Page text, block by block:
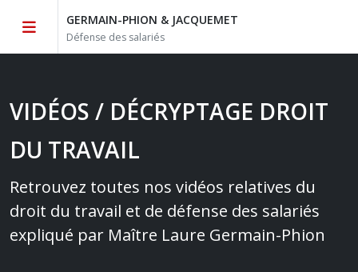
GERMAIN-PHION & JACQUEMET
Défense des salariés
VIDÉOS / DÉCRYPTAGE DROIT
DU TRAVAIL
Retrouvez toutes nos vidéos relatives du
droit du travail et de défense des salariés
expliqué par Maître Laure Germain-Phion